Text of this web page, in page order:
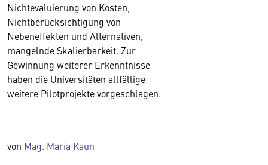
Nichtevaluierung von Kosten,
Nichtberücksichtigung von
Nebeneffekten und Alternativen,
mangelnde Skalierbarkeit. Zur
Gewinnung weiterer Erkenntnisse
haben die Universitäten allfällige
weitere Pilotprojekte vorgeschlagen.
von Mag. Maria Kaun